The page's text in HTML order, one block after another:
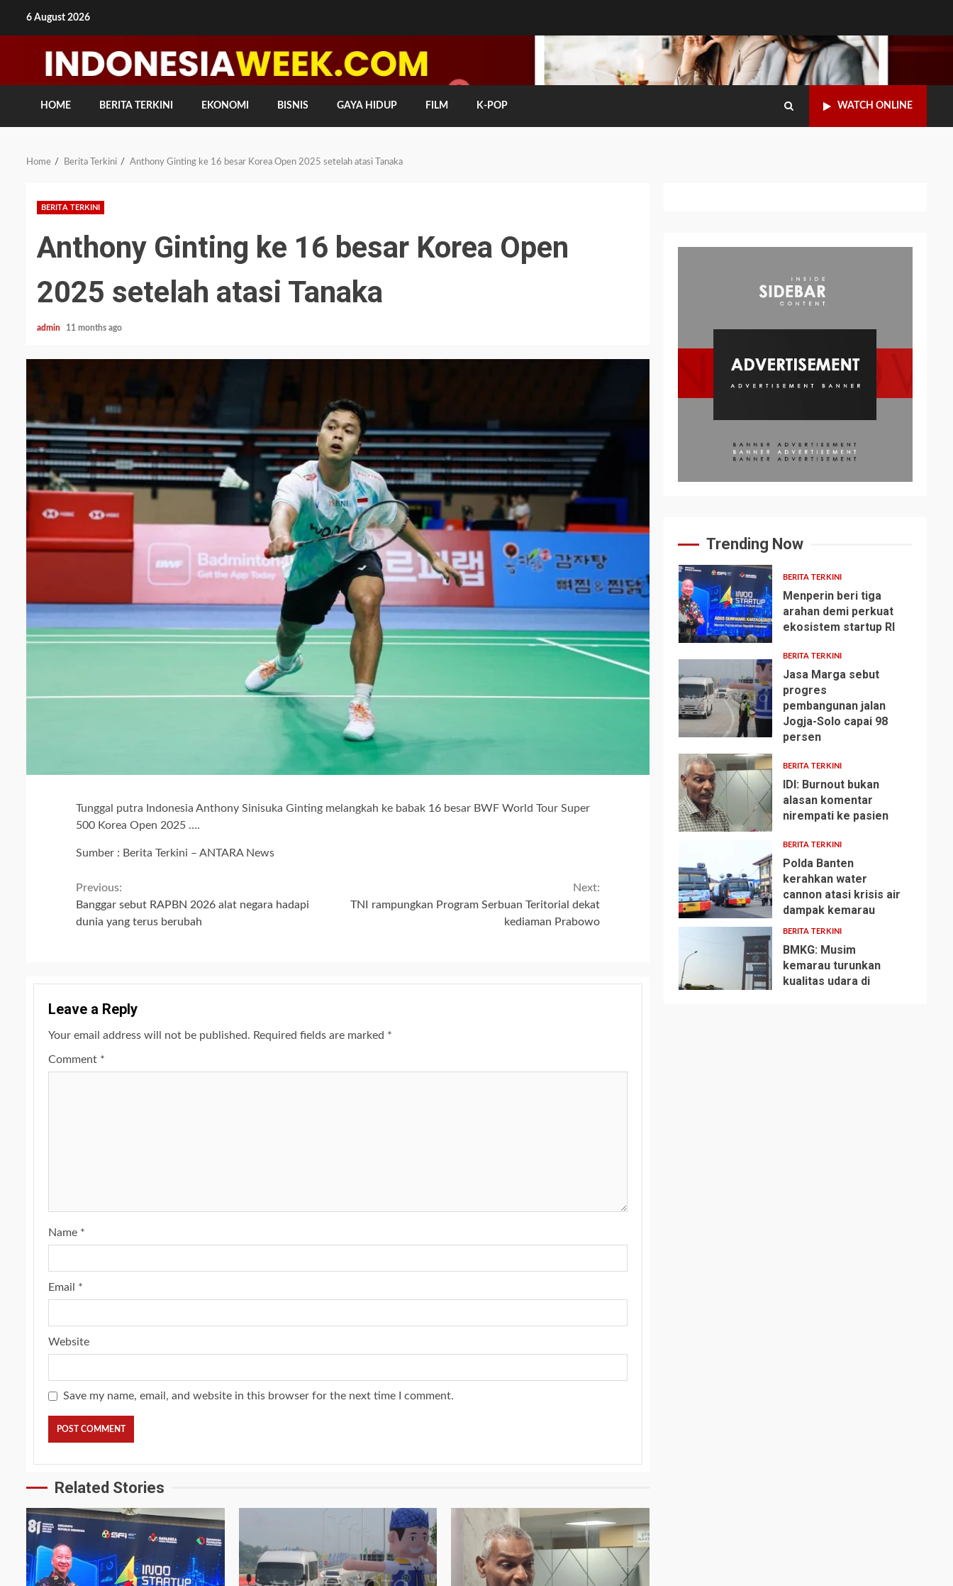
6 August 2026
HOME BERITA TERKINI EKONOMI BISNIS GAYA HIDUP FILM K-POP WATCH ONLINE
Home Berita Terkini Anthony Ginting ke 16 besar Korea Open 2025 setelah atasi Tanaka
BERITA TERKINI
Anthony Ginting ke 16 besar Korea Open
2025 setelah atasi Tanaka
admin 11 months ago
Tunggal putra Indonesia Anthony Sinisuka Ginting melangkah ke babak 16 besar BWF World Tour Super
500 Korea Open 2025 ….
Sumber : Berita Terkini – ANTARA News
Continue
Reading
Previous:
Banggar sebut RAPBN 2026 alat negara hadapi
dunia yang terus berubah
Next:
TNI rampungkan Program Serbuan Teritorial dekat
kediaman Prabowo
Leave a Reply
Your email address will not be published. Required fields are marked *
Comment *
Name *
Email *
Website
Save my name, email, and website in this browser for the next time I comment.
Related Stories
Trending Now
1
BERITA TERKINI
Menperin beri tiga
arahan demi perkuat
ekosistem startup RI
2
BERITA TERKINI
Jasa Marga sebut
progres
pembangunan jalan
Jogja-Solo capai 98
persen
3
BERITA TERKINI
IDI: Burnout bukan
alasan komentar
nirempati ke pasien
4
BERITA TERKINI
Polda Banten
kerahkan water
cannon atasi krisis air
dampak kemarau
5
BERITA TERKINI
BMKG: Musim
kemarau turunkan
kualitas udara di